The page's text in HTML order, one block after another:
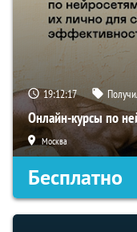
19:12:16
Онлайн-курсы по
Москва
Бесплатно